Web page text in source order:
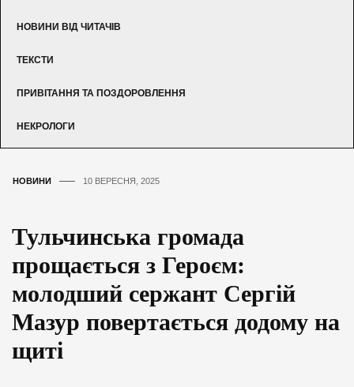
НОВИНИ ВІД ЧИТАЧІВ
ТЕКСТИ
ПРИВІТАННЯ ТА ПОЗДОРОВЛЕННЯ
НЕКРОЛОГИ
НОВИНИ 10 ВЕРЕСНЯ, 2025
Тульчинська громада
прощається з Героєм:
молодший сержант Сергій
Мазур повертається додому на
щиті